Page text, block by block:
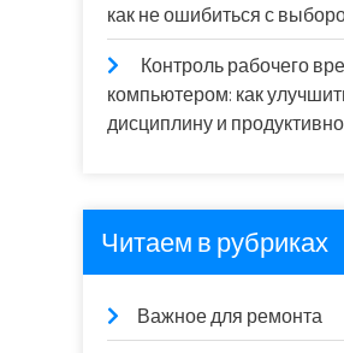
как не ошибиться с
Контроль рабочего
компьютером: как
дисциплину и
Читаем в рубриках
Важное для ремонта